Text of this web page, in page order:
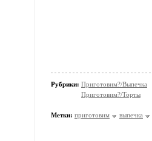
Рубрики: Приготовим?/Выпечка
Приготовим?/Торты
Метки: приготовим выпечка